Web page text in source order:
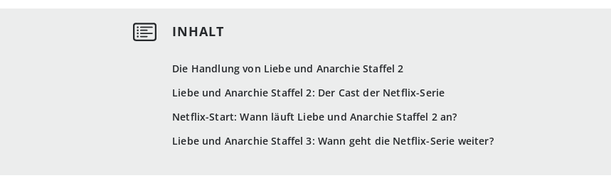
Die Handlung von Liebe und Anarchie Staffel 2
Liebe und Anarchie Staffel 2: Der Cast der Netflix-Serie
Netflix-Start: Wann läuft Liebe und Anarchie Staffel 2 an?
Liebe und Anarchie Staffel 3: Wann geht die Netflix-Serie weiter?